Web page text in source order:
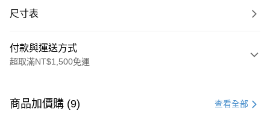
尺寸表
付款與運送方式
超取滿NT$1,500免運
信用卡一次付款
商品加價購 (9) 查看全部